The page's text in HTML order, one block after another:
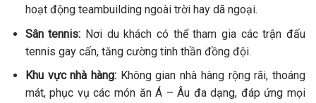
hoạt động teambuilding ngoài trời hay dã ngoại.
Sân tennis: Nơi du khách có thể tham gia các trận đấu
tennis gay cấn, tăng cường tinh thần đồng đội.
Khu vực nhà hàng:Không gian nhà hàng rộng rãi, thoáng
mát, phục vụ các món ăn Á – Âu đa dạng, đáp ứng mọi